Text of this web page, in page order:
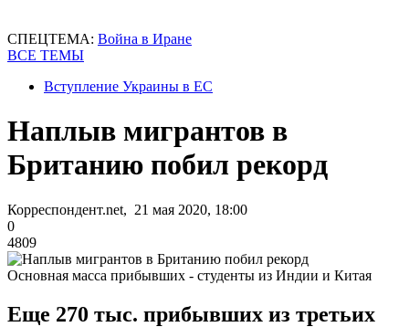
СПЕЦТЕМА: Война в Иране
ВСЕ ТЕМЫ
Вступление Украины в ЕС
Наплыв мигрантов в
Британию побил рекорд
Корреспондент.net, 21 мая 2020, 18:00
0
4809
Основная масса прибывших - студенты из Индии и Китая
Еще 270 тыс. прибывших из третьих